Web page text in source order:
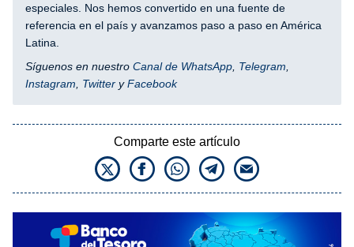
especiales. Nos hemos convertido en una fuente de
referencia en el país y avanzamos paso a paso en América
Latina.
Síguenos en nuestro Canal de WhatsApp, Telegram,
Instagram, Twitter yFacebook
Comparte este artículo